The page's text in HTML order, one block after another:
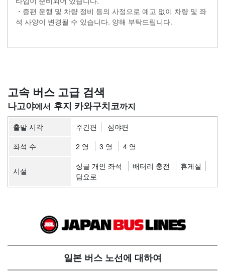
・증편 운행 및 차량 정비 등의 사정으로 예고 없이 차량 및 좌
석 사양이 변경될 수 있습니다. 양해 부탁드립니다.
고속 버스 고급 검색
나고야 후지 카와구치코
출발 시각 주간편
심야편
좌석 수
2 열 3 열 4 열
시설 싱글 개인 좌석 배터리 충전
휴게실
담요로
일본 버스 노선에 대하여